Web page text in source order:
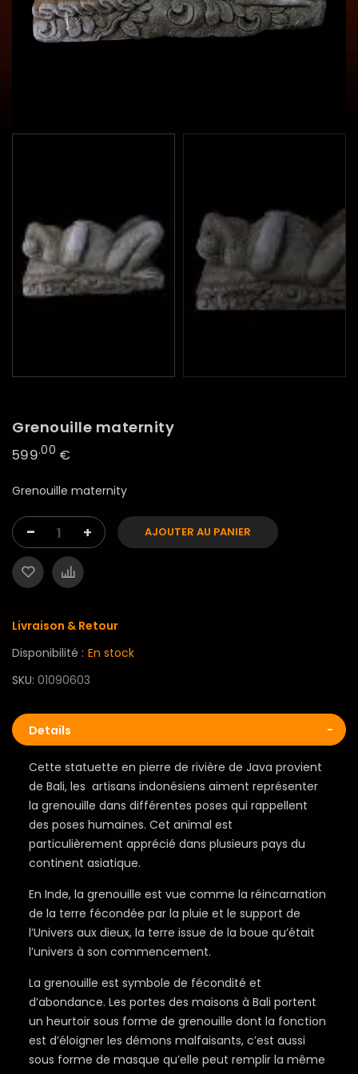
Grenouille maternity
599.00 €
Grenouille maternity
- + AJOUTER AU PANIER
Livraison & Retour
Disponibilité : En stock
SKU 01090603
Details
Cette statuette en pierre de rivière de Java provient
de Bali, les artisans indonésiens aiment représenter
la grenouille dans différentes poses qui rappellent
des poses humaines. Cet animal est
particulièrement apprécié dans plusieurs pays du
continent asiatique.
En Inde, la grenouille est vue comme la réincarnation
de la terre fécondée par la pluie et le support de
l’Univers aux dieux, la terre issue de la boue qu’était
l’univers à son commencement.
La grenouille est symbole de fécondité et
d’abondance. Les portes des maisons à Bali portent
un heurtoir sous forme de grenouille dont la fonction
est d’éloigner les démons malfaisants, c’est aussi
sous forme de masque qu’elle peut remplir la même